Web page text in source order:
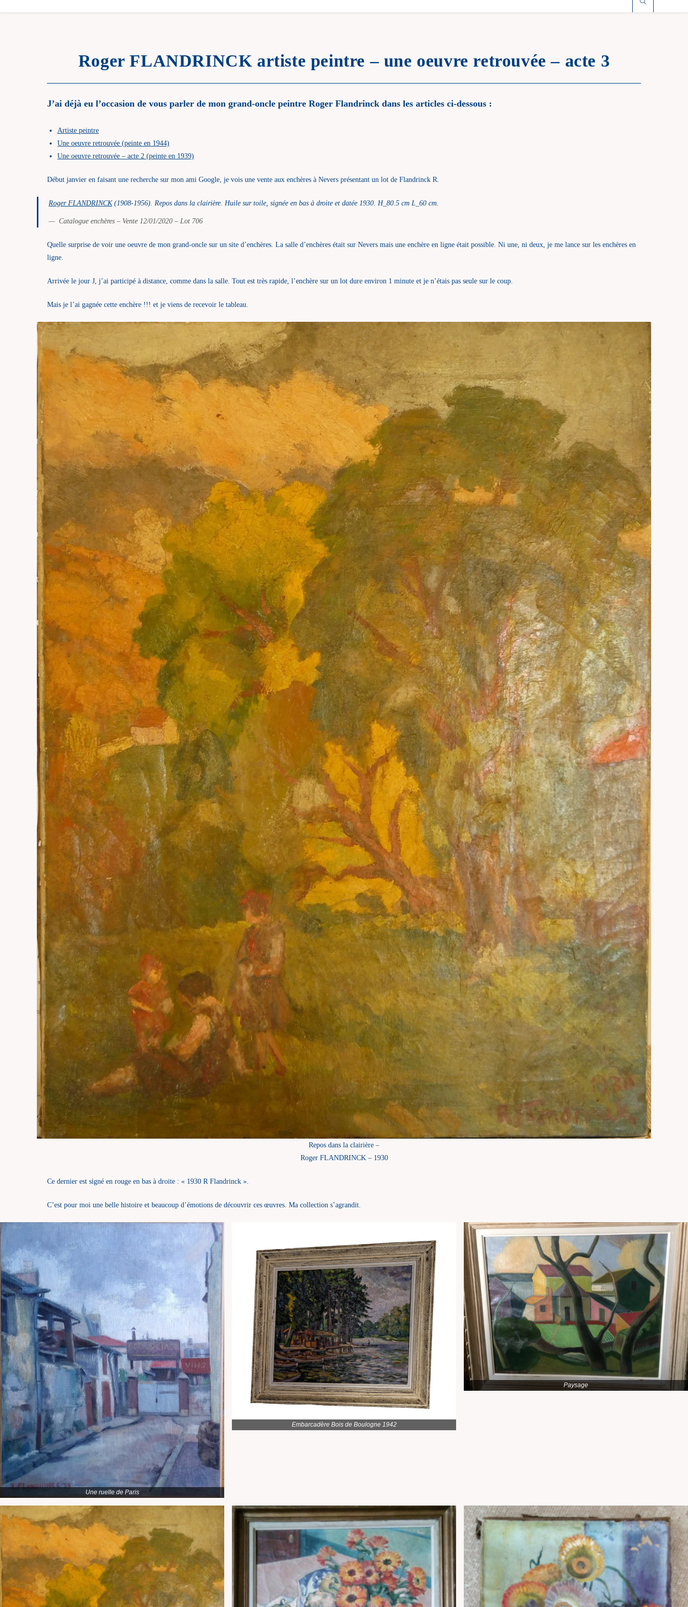
Roger FLANDRINCK artiste peintre – une oeuvre retrouvée – acte 3
J’ai déjà eu l’occasion de vous parler de mon grand-oncle peintre Roger Flandrinck dans les articles ci-dessous :
Artiste peintre
Une oeuvre retrouvée (peinte en 1944)
Une oeuvre retrouvée – acte 2 (peinte en 1939)
Début janvier en faisant une recherche sur mon ami Google, je vois une vente aux enchères à Nevers présentant un lot de Flandrinck R.
Roger FLANDRINCK(1908-1956). Repos dans la clairière. Huile sur toile, signée en bas à droite et datée 1930. H_80.5 cm L_60 cm.
Catalogue enchères – Vente 12/01/2020 – Lot 706
Quelle surprise de voir une oeuvre de mon grand-oncle sur un site d’enchères. La salle d’enchères était sur Nevers mais une enchère en ligne était possible. Ni une, ni deux, je me lance sur les enchères en
ligne.
Arrivée le jour J, j’ai participé à distance, comme dans la salle. Tout est très rapide, l’enchère sur un lot dure environ 1 minute et je n’étais pas seule sur le coup.
Mais je l’ai gagnée cette enchère !!! et je viens de recevoir le tableau.
Repos dans la clairière –
Roger FLANDRINCK – 1930
Ce dernier est signé en rouge en bas à droite : « 1930 R Flandrinck ».
C’est pour moi une belle histoire et beaucoup d’émotions de découvrir ces œuvres. Ma collection s’agrandit.
Une ruelle de Paris
Embarcadère Bois de Boulogne 1942
Paysage